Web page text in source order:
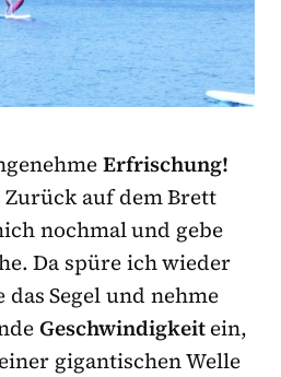
Erfrischung!
auf dem Brett
nochmal und gebe
Da spüre ich wieder
Segel und nehme
Geschwindigkeitein,
gigantischen Welle